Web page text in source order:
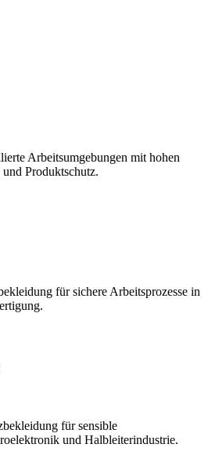
Arbeitsumgebungen mit hohen
Produktschutz.
für sichere Arbeitsprozesse in
für sensible
und Halbleiterindustrie.